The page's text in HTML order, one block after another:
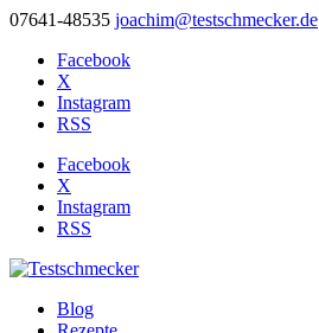
07641-48535 joachim@testschmecker.de
Facebook
X
Instagram
RSS
Facebook
X
Instagram
RSS
Blog